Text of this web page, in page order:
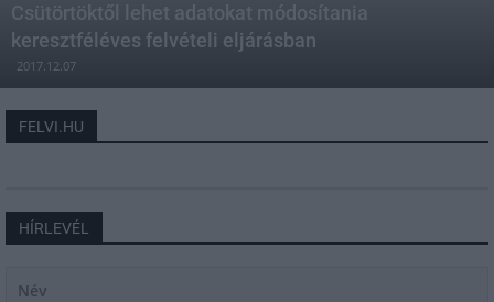
Csütörtöktől lehet adatokat módosítania
keresztféléves felvételi eljárásban
2017.12.07
FELVI.HU
HÍRLEVÉL
Név